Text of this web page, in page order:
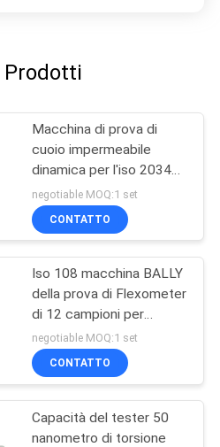
Prodotti
Macchina di prova di
cuoio impermeabile
dinamica per l'iso 20344
dell'en finito delle scarpe
di cuoio
negotiable MOQ:1 set
CONTATTO
Iso 108 macchina BALLY
della prova di Flexometer
di 12 campioni per
tessuto/cuoio
negotiable MOQ:1 set
CONTATTO
Capacità del tester 50
nanometro di torsione